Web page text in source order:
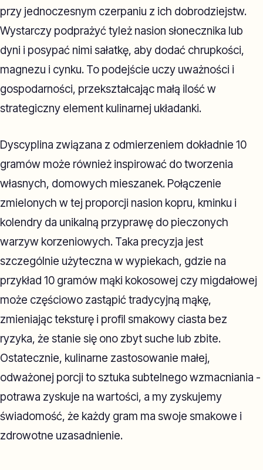
przy jednoczesnym czerpaniu z ich dobrodziejstw.
Wystarczy podprażyć tyleż nasion słonecznika lub
dyni i posypać nimi sałatkę, aby dodać chrupkości,
magnezu i cynku. To podejście uczy uważności i
gospodarności, przekształcając małą ilość w
strategiczny element kulinarnej układanki.
Dyscyplina związana z odmierzeniem dokładnie 10
gramów może również inspirować do tworzenia
własnych, domowych mieszanek. Połączenie
zmielonych w tej proporcji nasion kopru, kminku i
kolendry da unikalną przyprawę do pieczonych
warzyw korzeniowych. Taka precyzja jest
szczególnie użyteczna w wypiekach, gdzie na
przykład 10 gramów mąki kokosowej czy migdałowej
może częściowo zastąpić tradycyjną mąkę,
zmieniając teksturę i profil smakowy ciasta bez
ryzyka, że stanie się ono zbyt suche lub zbite.
Ostatecznie, kulinarne zastosowanie małej,
odważonej porcji to sztuka subtelnego wzmacniania -
potrawa zyskuje na wartości, a my zyskujemy
świadomość, że każdy gram ma swoje smakowe i
zdrowotne uzasadnienie.